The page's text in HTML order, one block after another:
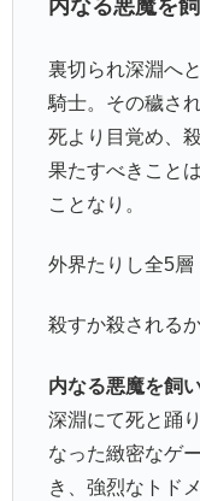
内なる悪魔を飼
裏切られ深淵へ
騎士。その穢さ
死より目覚め、
果たすべきこと
ことなり。
外界たりし全5層
殺すか殺される
内なる悪魔を飼
深淵にて死と踊
なった緻密なゲ
き、強烈なトド